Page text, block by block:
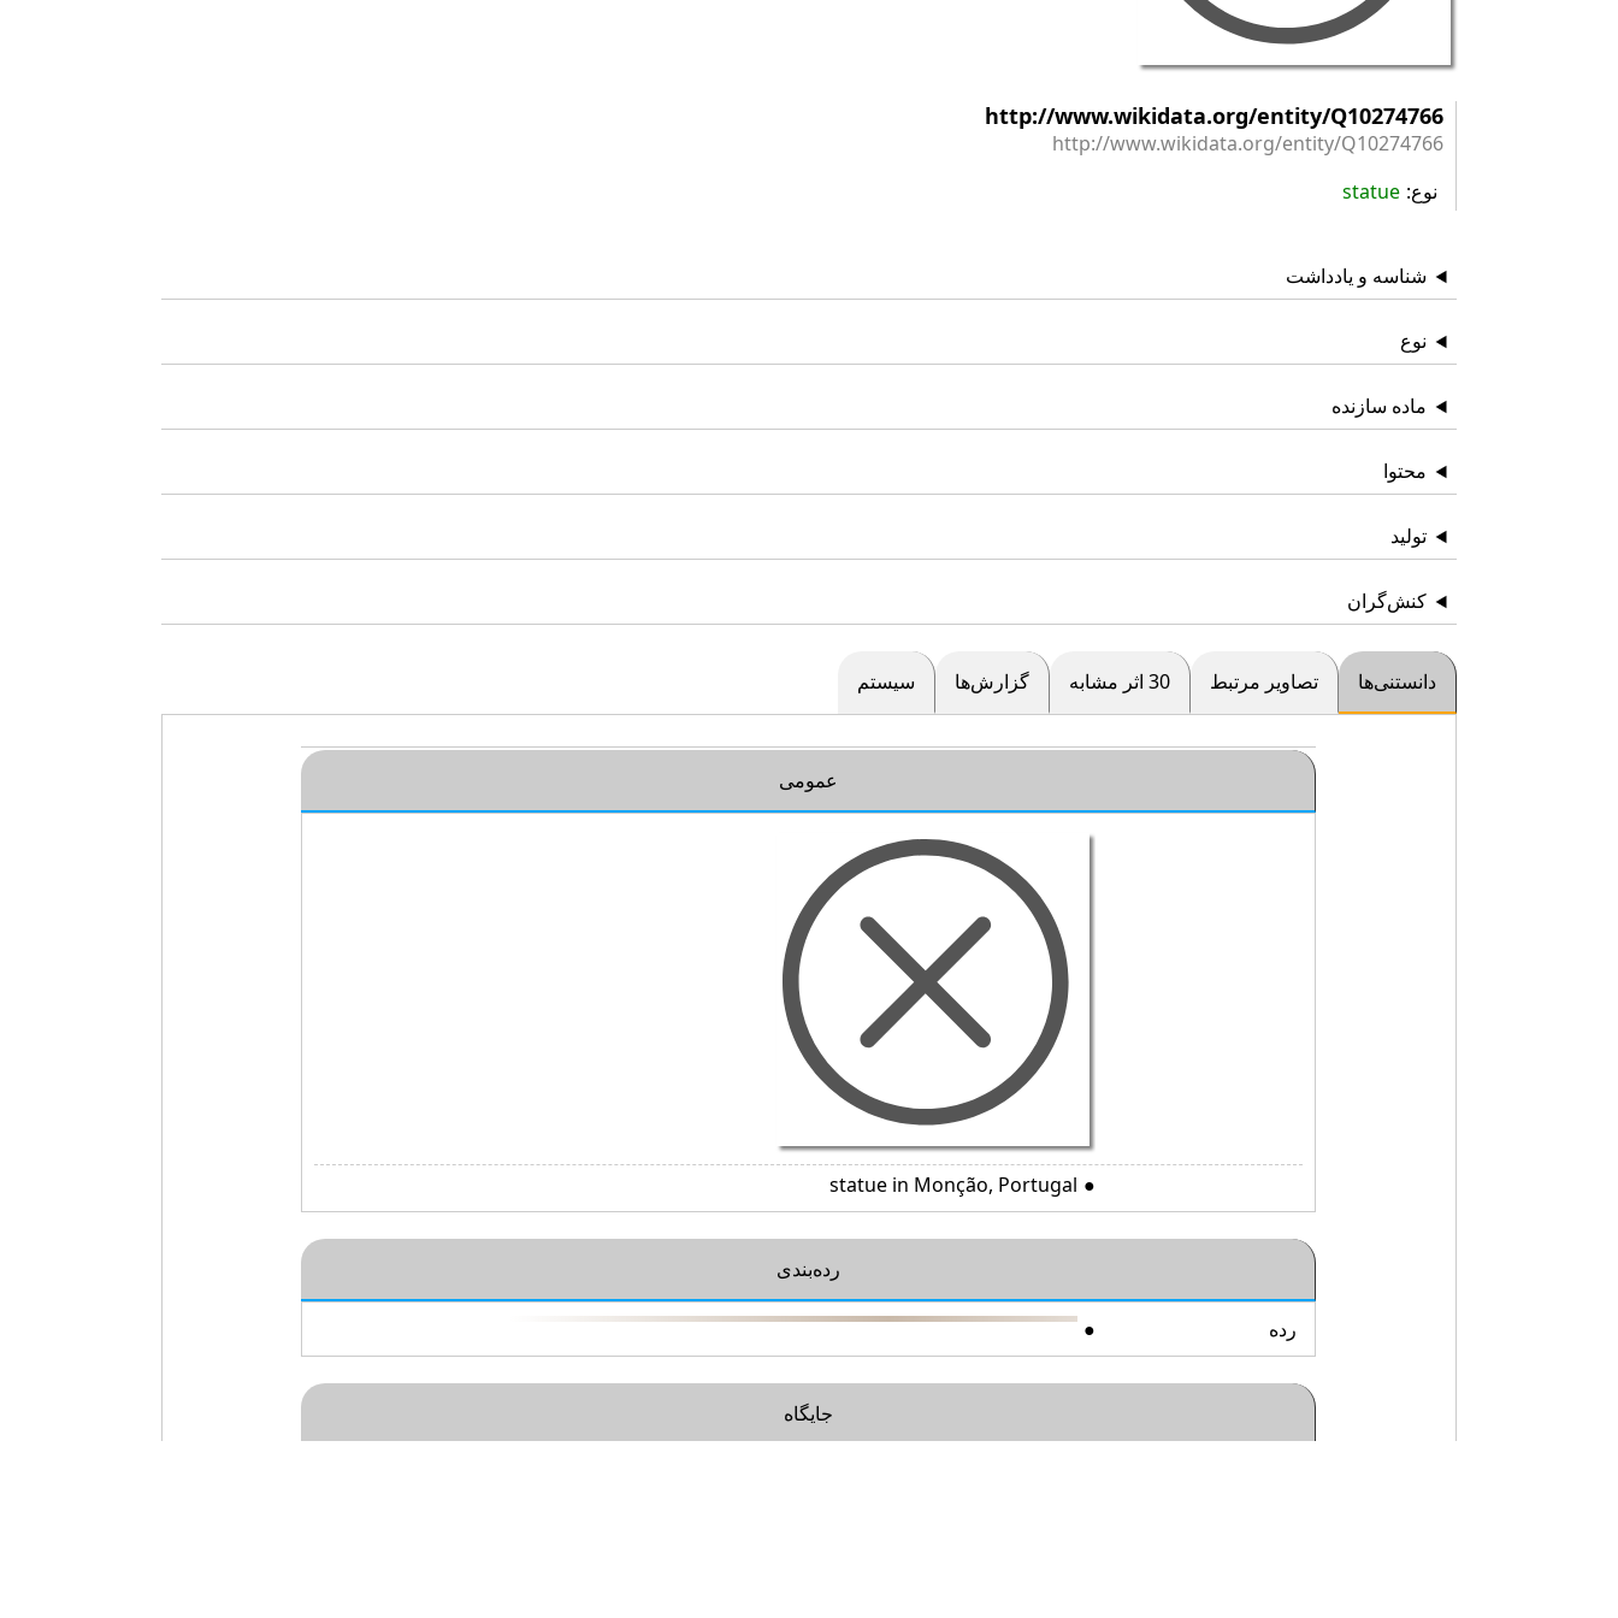
http://www.wikidata.org/entity/Q10274766
http://www.wikidata.org/entity/Q10274766
نوع statue
شناسه و یادداشت
نوع
ماده سازنده
محتوا
تولید
کنش‌گران
دانستنی‌ها تصاویر مرتبط 30 اثر مشابه گزارش‌ها سیستم